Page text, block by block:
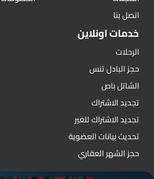
اتصل بنا
خدمات اونلاين
الرحلات
حجز البادل تنس
الشاتل باص
تجديد الاشتراك
تجديد الاشتراك للغير
تحديث بيانات العضوية
حجز الشهر العقاري